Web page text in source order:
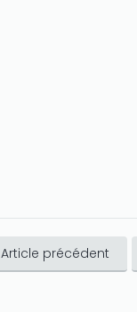
Article précédent